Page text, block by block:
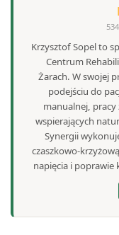
Krzysztof Sopel to
Centrum
Żarach. W swojej
podejściu do
manualnej, pracy
wspierających
Synergii
czaszkowo-
napięcia i